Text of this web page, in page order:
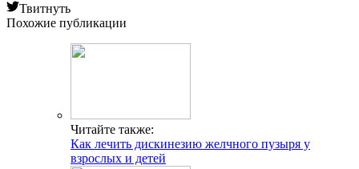
Твитнуть
Похожие публикации
Читайте также:
Как лечить дискинезию желчного пузыря у
взрослых и детей